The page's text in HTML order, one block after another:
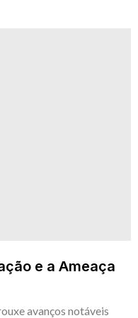
e a Ameaça
avanços notáveis